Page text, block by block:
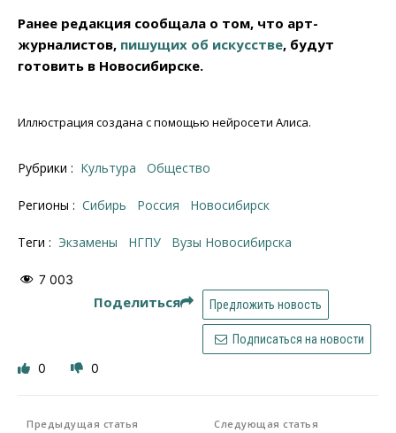
Ранее редакция сообщала о том, что арт-
журналистов, пишущих об искусстве, будут
готовить в Новосибирске.
Иллюстрация создана с помощью нейросети Алиса.
Рубрики : Культура Общество
Регионы : Сибирь Россия Новосибирск
Теги : экзамены НГПУ Вузы Новосибирска
7 003
Поделиться Предложить новость
Подписаться на новости
0 0
Предыдущая статья Следующая статья